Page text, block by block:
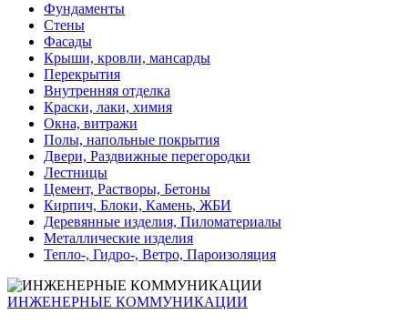
Фундаменты
Стены
Фасады
Крыши, кровли, мансарды
Перекрытия
Внутренняя отделка
Краски, лаки, химия
Окна, витражи
Полы, напольные покрытия
Двери, Раздвижные перегородки
Лестницы
Цемент, Растворы, Бетоны
Кирпич, Блоки, Камень, ЖБИ
Деревянные изделия, Пиломатериалы
Металлические изделия
Тепло-, Гидро-, Ветро, Пароизоляция
ИНЖЕНЕРНЫЕ КОММУНИКАЦИИ